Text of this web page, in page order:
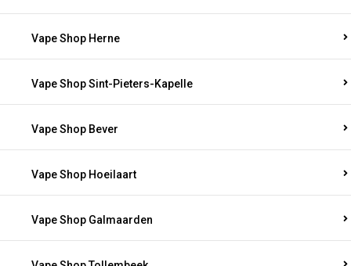
Vape Shop Herne
Vape Shop Sint-Pieters-Kapelle
Vape Shop Bever
Vape Shop Hoeilaart
Vape Shop Galmaarden